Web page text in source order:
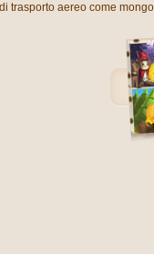
trasporto aereo come